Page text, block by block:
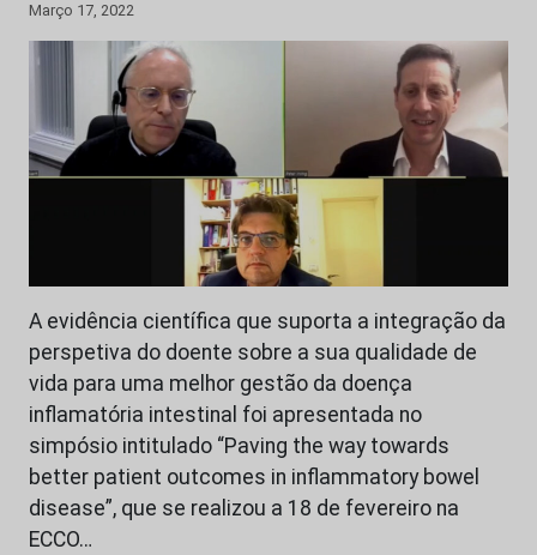
Março 17, 2022
A evidência científica que suporta a integração da
perspetiva do doente sobre a sua qualidade de
vida para uma melhor gestão da doença
inflamatória intestinal foi apresentada no
simpósio intitulado “Paving the way towards
better patient outcomes in inflammatory bowel
disease”, que se realizou a 18 de fevereiro na
ECCO…